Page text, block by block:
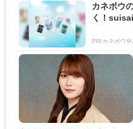
カネボウ
く！
PR(カネボウ